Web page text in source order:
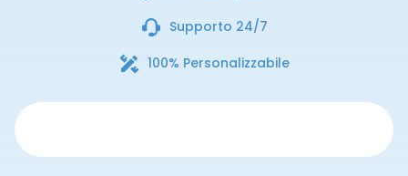
Supporto 24/7
100% Personalizzabile